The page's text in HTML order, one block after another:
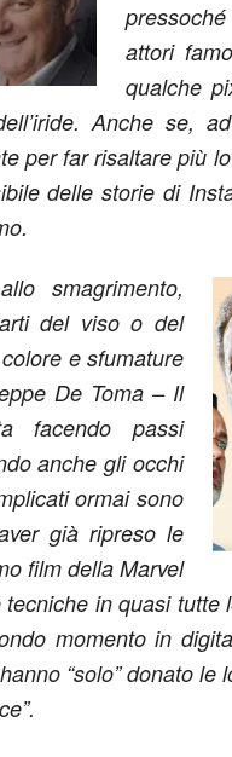
attori
qualche
Anche se,
per far risaltare più
delle storie di
smagrimento,
del viso o del
e sfumature
De Toma – Il
facendo passi
anche gli occhi
ormai sono
già ripreso le
film della Marvel
in quasi
momento in
“solo” donato